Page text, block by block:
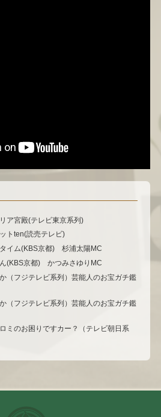
ア宮殿(テレビ東京系列)
トten(読売テレビ)
イム(KBS京都) 杉浦太陽MC
(KBS京都) かつみさゆりMC
フジテレビ系列）芸能人のお宝ガチ鑑
フジテレビ系列）芸能人のお宝ガチ鑑
のお困りですカー？（テレビ朝日系